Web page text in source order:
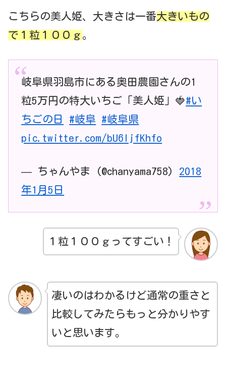
こちらの美人姫、大きさは一番大きいもの
で１粒１００ｇ 。
岐阜県羽島市にある奥田農園さんの1
粒5万円の特大いちご「美人姫」🍓#い
ちごの日
#岐阜
#岐阜県
pic.twitter.com/bU6IjfKhfo
— ちゃんやま (@chanyama758) 2018
年1月5日
１粒１００ｇってすごい！
凄いのはわかるけど通常の重さと
比較してみたらもっと分かりやす
いと思います。